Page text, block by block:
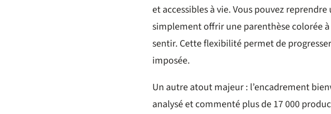
et accessibles à vie. Vous pouvez
simplement offrir une parenthèse colorée
sentir. Cette flexibilité permet de
imposée.
Un autre atout majeur : l’encadrement
analysé et commenté plus de 17 000